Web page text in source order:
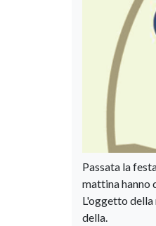
Passata la
mattina hanno
L'oggetto
della.